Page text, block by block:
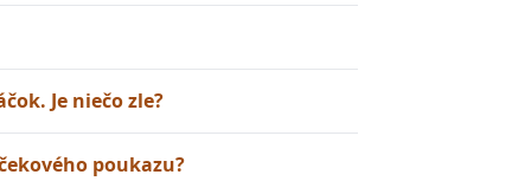
Je niečo zle?
poukazu?